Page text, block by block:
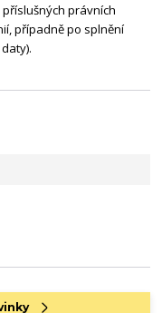
právních
případně po splnění